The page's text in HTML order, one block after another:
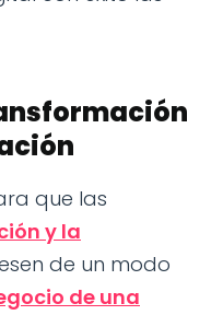
que las
y la
de un modo
de una